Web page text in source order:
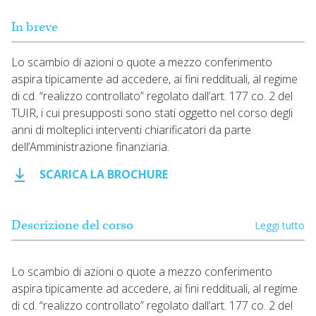
In breve
Lo scambio di azioni o quote a mezzo conferimento
aspira tipicamente ad accedere, ai fini reddituali, al regime
di cd. “realizzo controllato” regolato dall’art. 177 co. 2 del
TUIR, i cui presupposti sono stati oggetto nel corso degli
anni di molteplici interventi chiarificatori da parte
dell’Amministrazione finanziaria.
SCARICA LA BROCHURE
Descrizione del corso Leggi tutto
Lo scambio di azioni o quote a mezzo conferimento
aspira tipicamente ad accedere, ai fini reddituali, al regime
di cd. “realizzo controllato” regolato dall’art. 177 co. 2 del